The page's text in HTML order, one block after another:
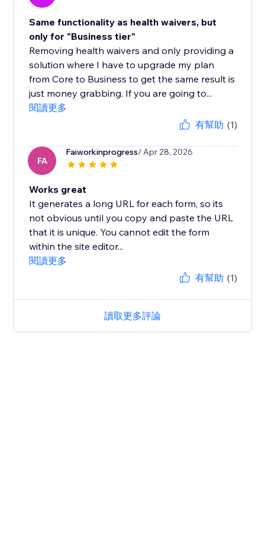
Same functionality as health waivers, but
only for "Business tier"
Removing health waivers and only providing a
solution where I have to upgrade my plan
from Core to Business to get the same result is
just money grabbing. If you are going to...
閱讀更多
有幫助 (1)
FA
Faiworkinprogress/ Apr 28, 2026
Works great
It generates a long URL for each form, so its
not obvious until you copy and paste the URL
that it is unique. You cannot edit the form
within the site editor...
閱讀更多
有幫助 (1)
讀取更多評論